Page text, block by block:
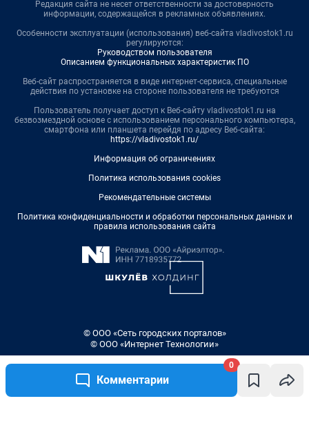
Комментарии
0
Редакция сайта не несет ответственности за достоверность
информации, содержащейся в рекламных объявлениях.
Особенности эксплуатации (использования) веб-сайта vladivostok1.ru
регулируются:
Руководством пользователя
Описанием функциональных характеристик ПО
Веб-сайт распространяется в виде интернет-сервиса, специальные
действия по установке на стороне пользователя не требуются
Пользователь получает доступ к Веб-сайту vladivostok1.ru на
безвозмездной основе с использованием персонального компьютера,
смартфона или планшета перейдя по адресу Веб-сайта:
https://vladivostok1.ru/
Информация об ограничениях
Политика использования cookies
Рекомендательные системы
Политика конфиденциальности и обработки персональных данных и
правила использования сайта
© ООО «Сеть городских порталов»
© ООО «Интернет Технологии»